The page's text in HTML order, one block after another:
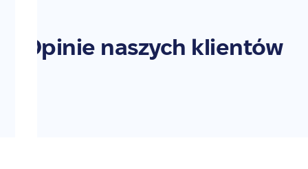
Opinie naszych klientów